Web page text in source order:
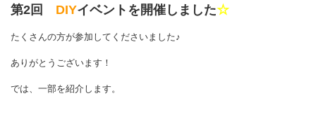
第2回 DIYイベントを開催しました☆
たくさんの方が参加してくださいました♪
ありがとうございます！
では、一部を紹介します。